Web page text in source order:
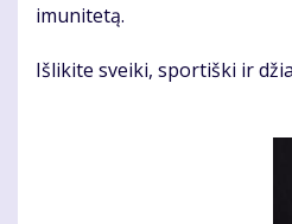
imu­ni­te­tą.
Iš­li­ki­te svei­ki, spor­tiš­ki ir